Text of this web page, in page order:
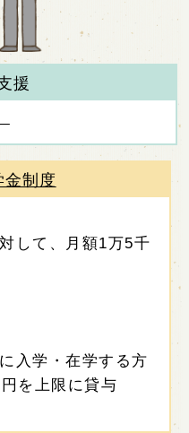
援
金制度
して、月額1万5千
入学・在学する方
を上限に貸与